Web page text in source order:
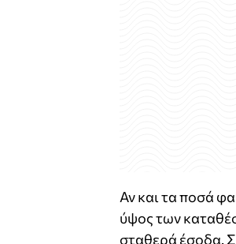
Αν και τα ποσά
ύψος των
σταθερά έσοδα.